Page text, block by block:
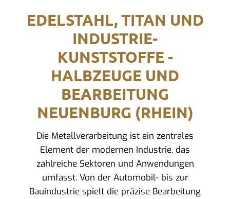
EDELSTAHL, TITAN UND
INDUSTRIE-
KUNSTSTOFFE -
HALBZEUGE UND
BEARBEITUNG
NEUENBURG (RHEIN)
Die Metallverarbeitung ist ein zentrales
Element der modernen Industrie, das
zahlreiche Sektoren und Anwendungen
umfasst. Von der Automobil- bis zur
Bauindustrie spielt die präzise Bearbeitung